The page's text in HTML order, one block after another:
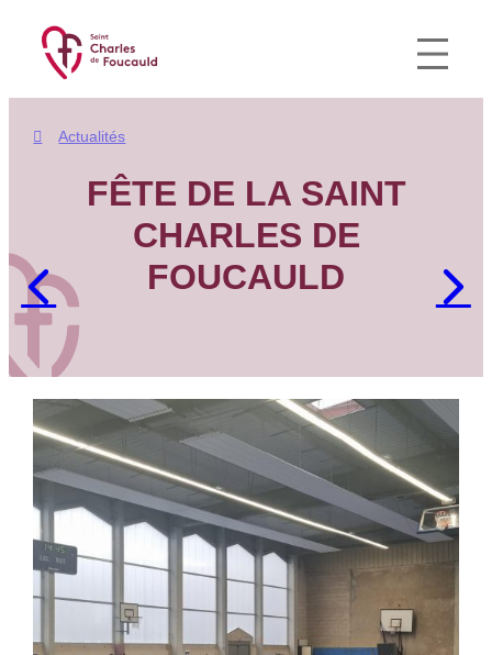
contenu
Actualités
FÊTE DE LA SAINT
CHARLES DE
FOUCAULD